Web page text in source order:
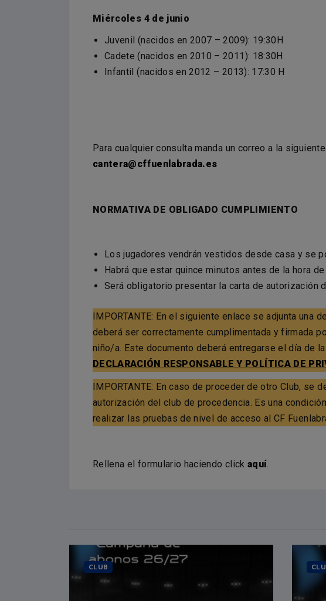
Miércoles 4 de junio
Juvenil (nacidos en 2007 – 2009): 19:30H
Cadete (nacidos en 2010 – 2011): 18:30H
Infantil (nacidos en 2012 – 2013): 17:30 H
Para cualquier consulta manda un correo a la
cantera@cffuenlabrada.es
NORMATIVA DE OBLIGADO CUMPLIMIENTO
Los jugadores vendrán vestidos desde casa y se
Habrá que estar quince minutos antes de la hora
Será obligatorio presentar la carta de autorización
IMPORTANTE: En el siguiente enlace se adjunta una
deberá ser correctamente cumplimentada y firmada
niño/a. Este documento deberá entregarse el día de
DECLARACIÓN RESPONSABLE Y POLÍTICA DE
IMPORTANTE: En caso de proceder de otro Club, se
autorización del club de procedencia. Es una
realizar las pruebas de nivel de acceso al CF
Rellena el formulario haciendo click aquí.
CLUB
4 MARCOS MAURO
DEFENSA 4